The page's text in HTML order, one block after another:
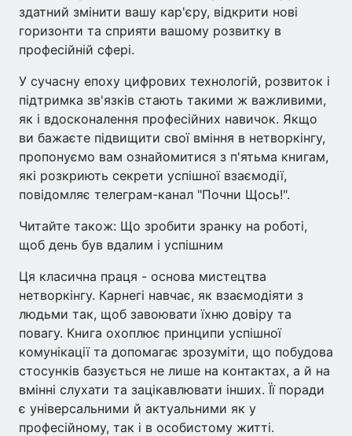
здатний змінити вашу кар'єру, відкрити нові
горизонти та сприяти вашому розвитку в
професійній сфері.
У сучасну епоху цифрових технологій, розвиток і
підтримка зв'язків стають такими ж важливими,
як і вдосконалення професійних навичок. Якщо
ви бажаєте підвищити свої вміння в нетворкінгу,
пропонуємо вам ознайомитися з п'ятьма книгам,
які розкриють секрети успішної взаємодії,
повідомляє телеграм-канал "Почни Щось!".
Читайте також: Що зробити зранку на роботі,
щоб день був вдалим і успішним
Ця класична праця - основа мистецтва
нетворкінгу. Карнегі навчає, як взаємодіяти з
людьми так, щоб завоювати їхню довіру та
повагу. Книга охоплює принципи успішної
комунікації та допомагає зрозуміти, що побудова
стосунків базується не лише на контактах, а й на
вмінні слухати та зацікавлювати інших. Її поради
є універсальними й актуальними як у
професійному, так і в особистому житті.